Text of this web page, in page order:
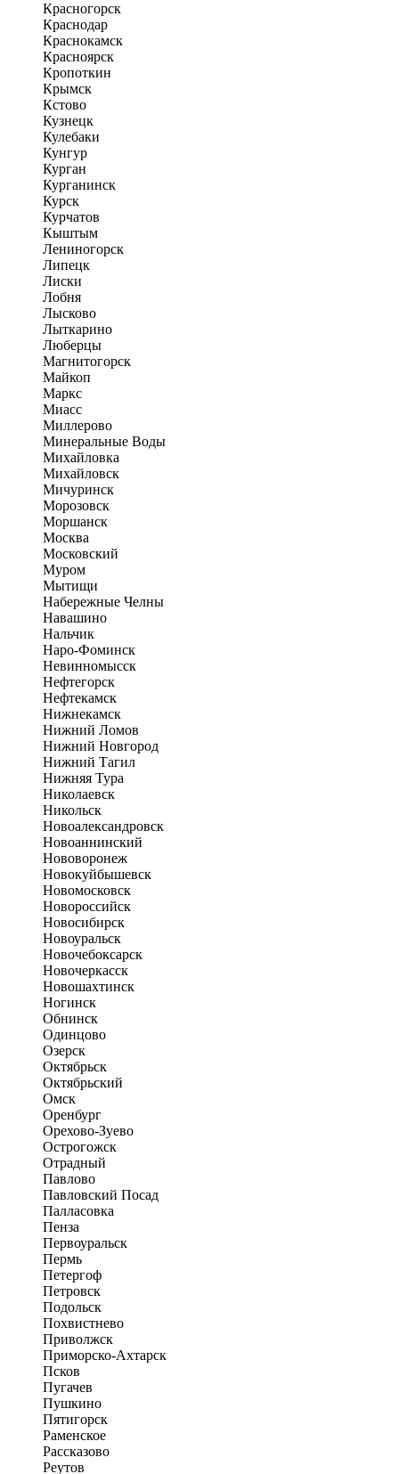
Красногорск
Краснодар
Краснокамск
Красноярск
Кропоткин
Крымск
Кстово
Кузнецк
Кулебаки
Кунгур
Курган
Курганинск
Курск
Курчатов
Кыштым
Лениногорск
Липецк
Лиски
Лобня
Лысково
Лыткарино
Люберцы
Магнитогорск
Майкоп
Маркс
Миасс
Миллерово
Минеральные Воды
Михайловка
Михайловск
Мичуринск
Морозовск
Моршанск
Москва
Московский
Муром
Мытищи
Набережные Челны
Навашино
Нальчик
Наро-Фоминск
Невинномысск
Нефтегорск
Нефтекамск
Нижнекамск
Нижний Ломов
Нижний Новгород
Нижний Тагил
Нижняя Тура
Николаевск
Никольск
Новоалександровск
Новоаннинский
Нововоронеж
Новокуйбышевск
Новомосковск
Новороссийск
Новосибирск
Новоуральск
Новочебоксарск
Новочеркасск
Новошахтинск
Ногинск
Обнинск
Одинцово
Озерск
Октябрьск
Октябрьский
Омск
Оренбург
Орехово-Зуево
Острогожск
Отрадный
Павлово
Павловский Посад
Палласовка
Пенза
Первоуральск
Пермь
Петергоф
Петровск
Подольск
Похвистнево
Приволжск
Приморско-Ахтарск
Псков
Пугачев
Пушкино
Пятигорск
Раменское
Рассказово
Реутов